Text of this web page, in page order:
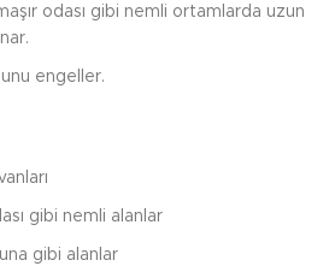
odası gibi nemli ortamlarda uzun
engeller.
gibi nemli alanlar
gibi alanlar